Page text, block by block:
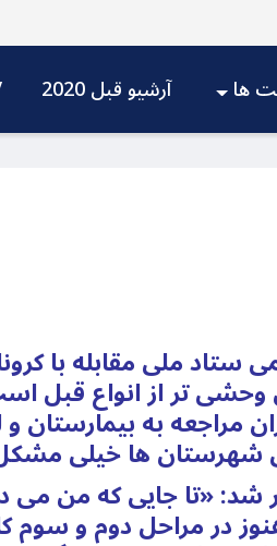
آرشیو قبل 2020 ها
ملی مقابله با
تر از انواع قبل
مراجعه به بیمارستان
شهرستان ها خیلی
شد: «تا جایی که من
در مراحل دوم و سوم